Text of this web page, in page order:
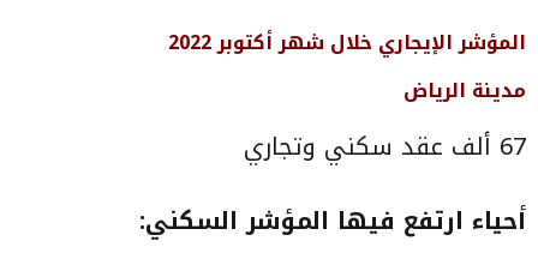
المؤشر الإيجاري خلال شهر أكتوبر 2022
مدينة الرياض
67 ألف عقد سكني وتجاري
أحياء ارتفع فيها المؤشر السكني: